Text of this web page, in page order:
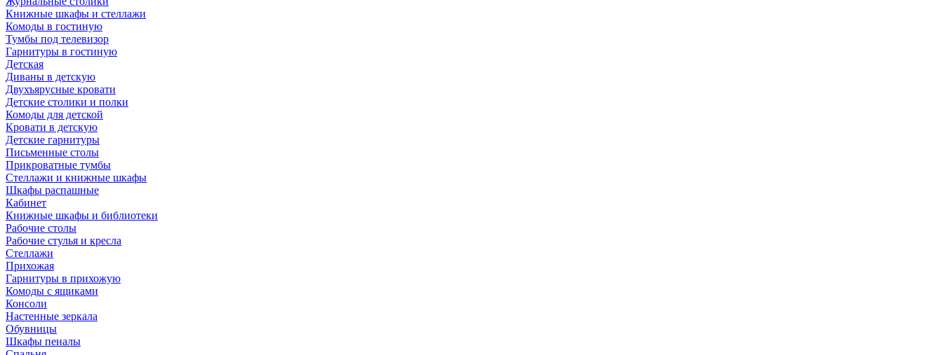
Книжные шкафы и стеллажи
Комоды в гостиную
Тумбы под телевизор
Гарнитуры в гостиную
Детская
Диваны в детскую
Двухъярусные кровати
Детские столики и полки
Комоды для детской
Кровати в детскую
Детские гарнитуры
Письменные столы
Прикроватные тумбы
Стеллажи и книжные шкафы
Шкафы распашные
Кабинет
Книжные шкафы и библиотеки
Рабочие столы
Рабочие стулья и кресла
Стеллажи
Прихожая
Гарнитуры в прихожую
Комоды с ящиками
Консоли
Настенные зеркала
Обувницы
Шкафы пеналы